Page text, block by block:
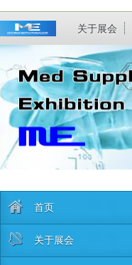
关于展会
首页
关于展会